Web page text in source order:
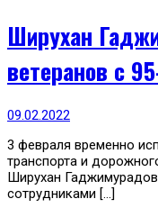
Ширухан
ветеранов с
09.02.2022
3 февраля временно
транспорта и
Ширухан Гаджимурадов
сотрудниками […]